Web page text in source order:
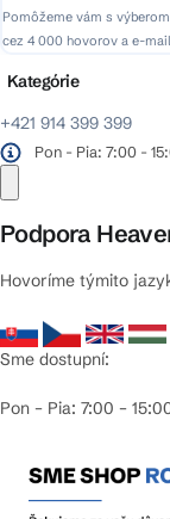
Pomôžeme vám s
cez 4 000 hovorov a e-
+421 914 399 399
Pon - Pia: 7:00 -
Podpora
Hovoríme týmito
Sme dostupní:
Pon – Pia: 7:00 –
Kategórie